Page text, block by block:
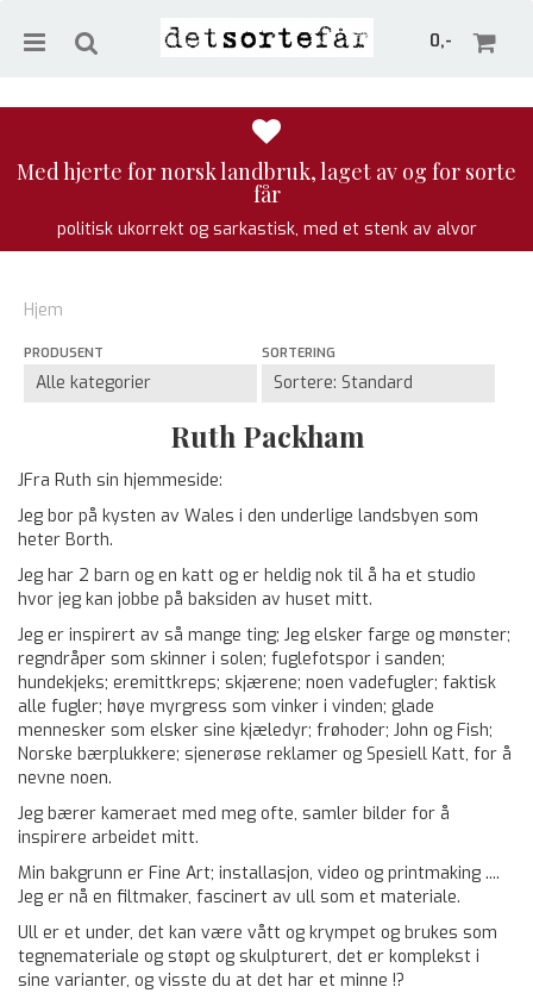
0,-
Med hjerte for norsk landbruk, laget av og for sorte
får
politisk ukorrekt og sarkastisk, med et stenk av alvor
Hjem
PRODUSENT SORTERING
Ruth Packham
JFra Ruth sin hjemmeside:
Jeg bor på kysten av Wales i den underlige landsbyen som
heter Borth.
Jeg har 2 barn og en katt og er heldig nok til å ha et studio
hvor jeg kan jobbe på baksiden av huset mitt.
Jeg er inspirert av så mange ting; Jeg elsker farge og mønster;
regndråper som skinner i solen; fuglefotspor i sanden;
hundekjeks; eremittkreps; skjærene; noen vadefugler; faktisk
alle fugler; høye myrgress som vinker i vinden; glade
mennesker som elsker sine kjæledyr; frøhoder; John og Fish;
Norske bærplukkere; sjenerøse reklamer og Spesiell Katt, for å
nevne noen.
Jeg bærer kameraet med meg ofte, samler bilder for å
inspirere arbeidet mitt.
Min bakgrunn er Fine Art; installasjon, video og printmaking ....
Jeg er nå en filtmaker, fascinert av ull som et materiale.
Ull er et under, det kan være vått og krympet og brukes som
tegnemateriale og støpt og skulpturert, det er komplekst i
sine varianter, og visste du at det har et minne !?